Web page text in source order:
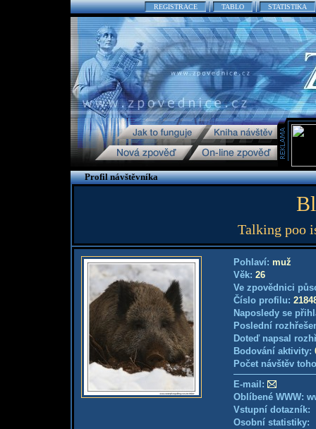
REGISTRACE TABLO STATISTIKA
Profil návštěvníka
Talking poo
Pohlaví: muž
Věk: 26
Ve zpovědnici
Číslo profilu:
Naposledy se
Poslední
Doteď napsal
Bodování aktivity:
Počet návštěv
E-mail:
Oblíbené WWW:
Vstupní
Osobní